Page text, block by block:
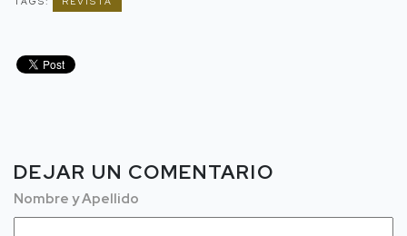
DEJAR UN COMENTARIO
Nombre y Apellido